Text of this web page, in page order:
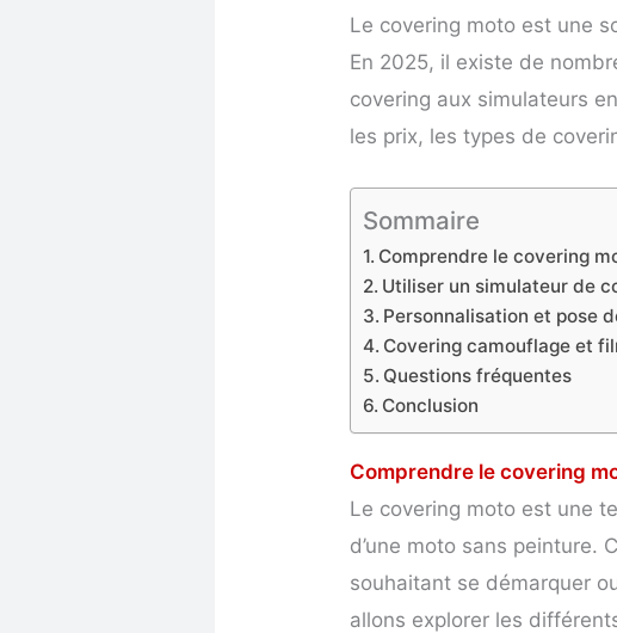
Le covering moto est une
En 2025, il existe de
covering aux simulateurs
les prix, les types de
Sommaire
Comprendre le covering
Utiliser un simulateur de
Personnalisation et pose
Covering camouflage et
Questions fréquentes
Conclusion
Comprendre le covering
Le covering moto est une
d’une moto sans peinture.
souhaitant se démarquer
allons explorer les